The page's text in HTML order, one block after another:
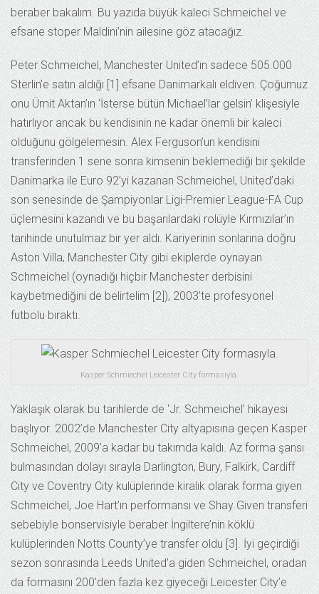
beraber bakalım. Bu yazıda büyük kaleci Schmeichel ve
efsane stoper Maldini’nin ailesine göz atacağız.
Peter Schmeichel, Manchester United’ın sadece 505.000
Sterlin’e satın aldığı [1] efsane Danimarkalı eldiven. Çoğumuz
onu Ümit Aktan’ın ‘İsterse bütün Michael’lar gelsin’ klişesiyle
hatırlıyor ancak bu kendisinin ne kadar önemli bir kaleci
olduğunu gölgelemesin. Alex Ferguson’un kendisini
transferinden 1 sene sonra kimsenin beklemediği bir şekilde
Danimarka ile Euro 92’yi kazanan Schmeichel, United’daki
son senesinde de Şampiyonlar Ligi-Premier League-FA Cup
üçlemesini kazandı ve bu başarılardaki rolüyle Kırmızılar’ın
tarihinde unutulmaz bir yer aldı. Kariyerinin sonlarına doğru
Aston Villa, Manchester City gibi ekiplerde oynayan
Schmeichel (oynadığı hiçbir Manchester derbisini
kaybetmediğini de belirtelim [2]), 2003’te profesyonel
futbolu bıraktı.
Kasper Schmiechel Leicester City formasıyla.
Yaklaşık olarak bu tarihlerde de ‘Jr. Schmeichel’ hikayesi
başlıyor. 2002’de Manchester City altyapısına geçen Kasper
Schmeichel, 2009’a kadar bu takımda kaldı. Az forma şansı
bulmasından dolayı sırayla Darlington, Bury, Falkirk, Cardiff
City ve Coventry City kulüplerinde kiralık olarak forma giyen
Schmeichel, Joe Hart’ın performansı ve Shay Given transferi
sebebiyle bonservisiyle beraber İngiltere’nin köklü
kulüplerinden Notts County’ye transfer oldu [3]. İyi geçirdiği
sezon sonrasında Leeds United’a giden Schmeichel, oradan
da formasını 200’den fazla kez giyeceği Leicester City’e